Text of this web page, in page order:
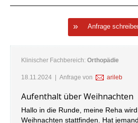
Anfrage
Klinischer Fachbereich: Orthopädie
18.11.2024 | Anfrage von arileb
Aufenthalt über Weihnachten
Hallo in die Runde, meine Reha
Weihnachten stattfinden. Hat